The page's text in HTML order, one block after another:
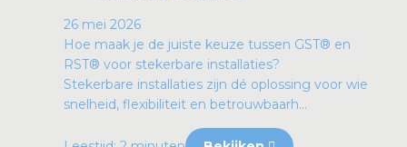
26 mei 2026
Hoe maak je de juiste keuze tussen GST® en
RST® voor stekerbare installaties?
Stekerbare installaties zijn dé oplossing voor wie
snelheid, flexibiliteit en betrouwbaarh...